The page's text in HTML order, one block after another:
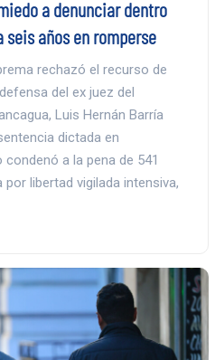
a denunciar dentro
años en romperse
rechazó el recurso de
del ex juez del
Luis Hernán Barría
dictada en
a la pena de 541
libertad vigilada intensiva,